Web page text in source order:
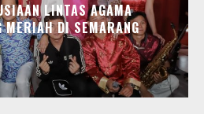
LINTAS AGAMA
MERIAH DI SEMARANG